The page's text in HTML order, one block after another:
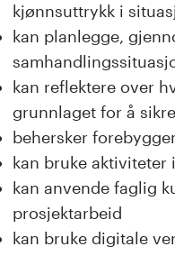
kjønnsuttrykk i
kan planlegge,
kan reflektere over
grunnlaget for å
behersker
kan bruke aktiviteter
kan anvende faglig
prosjektarbeid
kan bruke digitale